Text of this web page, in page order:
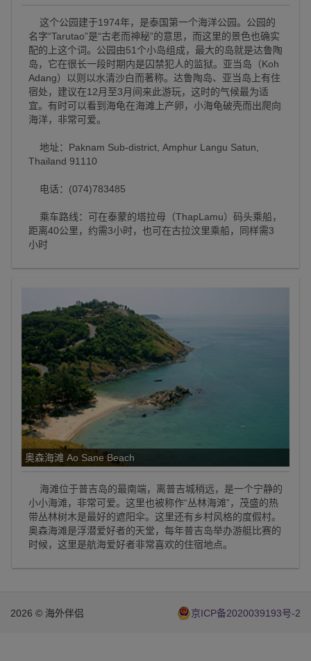
这个公园建于1974年，是泰国第一个海洋公园。公园的
名字“Tarutao”是“古老而神秘”的意思，而这里的景色也确实
配的上这个词。公园由51个小岛组成，最大的岛就是达鲁陶
岛，它在很长一段时期内是囚禁犯人的监狱。亚当岛（Koh
Adang）以则以水清沙白而著称。达鲁陶岛、亚当岛上有住
宿处，建议在12月至3月间来此游玩，这时的气候最为适
宜。有时可以看到海龟在海滩上产卵，小海龟破壳而出爬向
海洋，非常可爱。
地址：Paknam Sub-district, Amphur Langu Satun,
Thailand 91110
电话：(074)783485
乘车路线：可在泰蒙的塔拉母（ThapLamu）码头乘船，
距离40公里，约需3小时，也可在古拉汶里乘船，同样需3
小时
奥森海滩 Ao Sane Beach
海滩位于普吉岛的最南端，离普吉城稍远，是一个宁静的
小小海滩，非常可爱。这里也被称作“丛林海滩”，茂盛的热
带丛林树木是最好的遮阳伞。这里还有乡村风格的度假村。
奥森海滩是浮潜爱好者的天堂，每年普吉岛举办游艇比赛的
时候，这里是航海爱好者非常喜欢的住宿地点。
2026 © 海外伴侣 京ICP备2020039193号-2